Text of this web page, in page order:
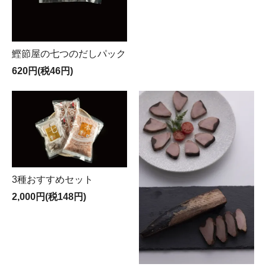
鰹節屋の七つのだしパック
620円(税46円)
3種おすすめセット
2,000円(税148円)